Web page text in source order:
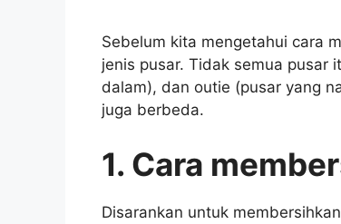
Sebelum kita mengetahui cara
jenis pusar. Tidak semua pusar
dalam), dan outie (pusar yang
juga berbeda.
1. Cara
Disarankan untuk